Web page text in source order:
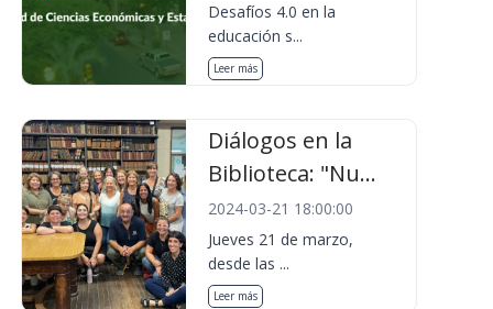
Desafíos 4.0 en la
educación s...
Leer más
Diálogos en la
Biblioteca: "Nu...
2024-03-21 18:00:00
Jueves 21 de marzo,
desde las ...
Leer más